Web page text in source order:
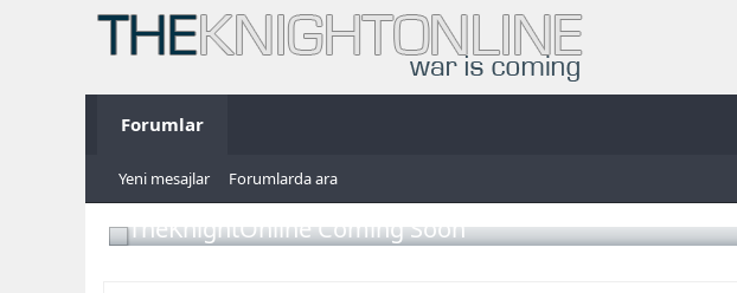
Forumlar
Yeni mesajlar Forumlarda ara
TheKnightOnline Coming Soon